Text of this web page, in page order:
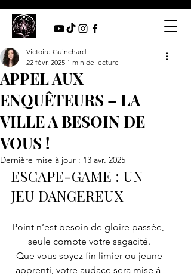
APPEL AUX
ENQUÊTEURS – LA
VILLE A BESOIN DE
VOUS !
Victoire Guinchard
22 févr. 2025 1 min de lecture
Dernière mise à jour : 13 avr. 2025
ESCAPE-GAME : UN
JEU DANGEREUX
Point n’est besoin de gloire passée,
seule compte votre sagacité.
apprenti, votre audace sera mise à